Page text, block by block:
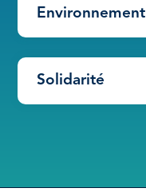
Environnement
Solidarité